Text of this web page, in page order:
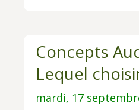
Concepts
Lequel
mardi, 17